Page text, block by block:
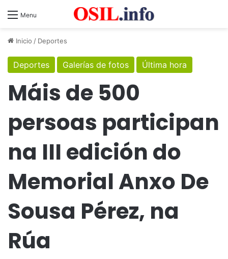
Menu
Inicio / Deportes
Deportes Galerías de fotos Última hora
Máis de 500
persoas participan
na III edición do
Memorial Anxo De
Sousa Pérez, na
Rúa